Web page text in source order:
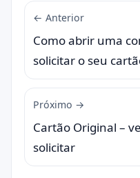
← Anterior
Como abrir uma
solicitar o seu
Próximo →
Cartão Original –
solicitar